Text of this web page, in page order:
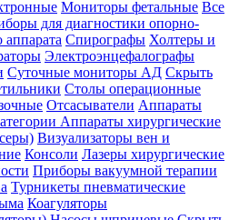
Мониторы фетальные Все
для диагностики опорно-
аппарата Спирографы Холтеры и
Электроэнцефалографы
Суточные мониторы АД Скрыть
Столы операционные
Отсасыватели Аппараты
Аппараты хирургические
Визуализаторы вен и
Консоли Лазеры хирургические
Приборы вакуумной терапии
Турникеты пневматические
Коагуляторы